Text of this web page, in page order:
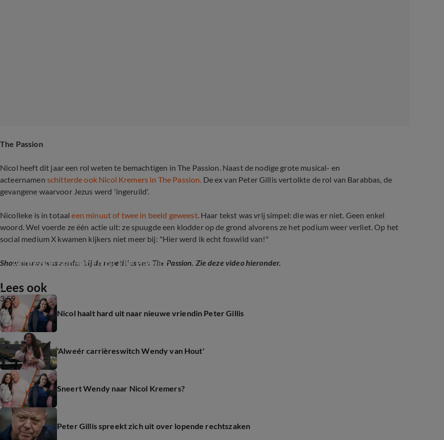
The Passion
Nicol heeft dit jaar een rol weten te bemachtigen in The Passion. Naast de nodige grote musical- en
acteernamen schitterde ook Nicol Kremers in The Passion. De ex van Peter Gillis vertolkte de rol van Barabbas, de
gevangene waarvoor Jezus werd 'ingeruild'.
Nicolleke is in totaaleen minuut of twee in beeld geweest. Haar tekst was vrij simpel: die was er niet. Geen enkel
woord. Wel voerde ze één actie uit: ze spuugde een klodder op de grond alvorens ze het podium weer verliet. Op het
social medium X kwamen kijkers niet meer bij: "Hier werd ik echt foxwild van!"
Shownieuws was eerder bij de repetities van The Passion. Zie deze video hieronder.
3:59
Achter de schermen bij The Passion
Lees ook
Nicol haalt hard uit naar nieuwe vriendin Peter Gillis
'Alweér carrièreswitch Wendy van Hout'
Sneert Wendy naar Nicol Kremers?
Peter Gillis spreekt zich uit over lopende rechtszaken